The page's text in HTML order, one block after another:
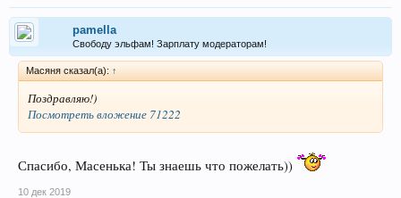
pamella
Свободу эльфам! Зарплату модераторам!
Масяня сказал(а): ↑
Поздравляю!)
Посмотреть вложение 71222
Спасибо, Масенька! Ты знаешь что пожелать))
10 дек 2019